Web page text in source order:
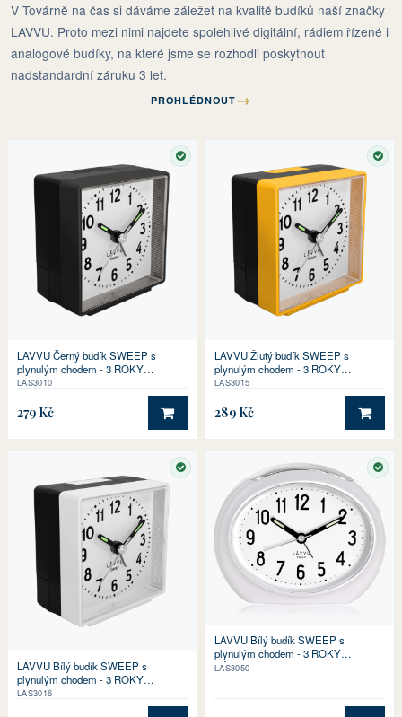
V Továrně na čas si dáváme záležet na kvalitě budíků naší značky
LAVVU. Proto mezi nimi najdete spolehlivé digitální, rádiem řízené i
analogové budíky, na které jsme se rozhodli poskytnout
nadstandardní záruku 3 let.
PROHLÉDNOUT →
SKLADEM
LAVVU Černý budík SWEEP s
plynulým chodem - 3 ROKY
ZÁRUKA!
LAS3010
279 Kč DO KOŠÍKU
LAVVU Žlutý budík SWEEP s
plynulým chodem - 3 ROKY
ZÁRUKA!
LAS3015
289 Kč DO
SKLADEM
LAVVU Bílý budík SWEEP s
plynulým chodem - 3 ROKY
ZÁRUKA!
LAS3016
LAVVU Bílý budík SWEEP s
plynulým chodem - 3 ROKY
ZÁRUKA!
LAS3050